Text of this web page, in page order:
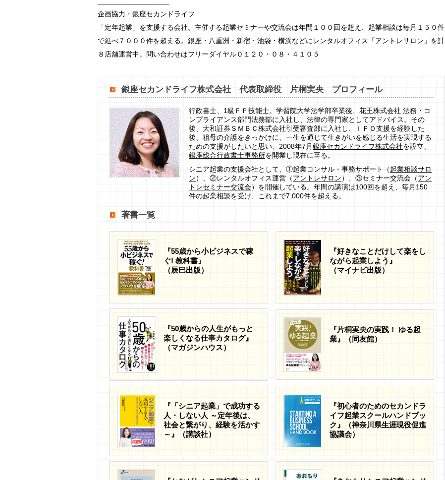
企画協力・銀座セカンドライフ
「定年起業」を支援する会社。主催する起業セミナーや交流会は年間１００回を超え、起業相談は毎月１５０件
で延べ７０００件を超える。銀座・八重洲・新宿・池袋・横浜などにレンタルオフィス「アントレサロン」を計
８店舗運営中。問い合わせはフリーダイヤル０１２０・０８・４１０５
銀座セカンドライフ株式会社 代表取締役 片桐実央 プロフィール
行政書士、1級ＦＰ技能士。学習院大学法学部卒業後、花王株式会社 法務・コ
ンプライアンス部門法務部に入社し、法律の専門家としてアドバイス。その
後、大和証券ＳＭＢＣ株式会社引受審査部に入社し、ＩＰＯ支援を経験した
後、祖母の介護をきっかけに、一生を通じて生きがいを感じる生活を実現する
ための支援がしたいと思い、2008年7月 銀座セカンドライフ株式会社を設立、
銀座総合行政書士事務所を開業し現在に至る。
シニア起業の支援会社として、①起業コンサル・事務サポート（ 起業相談サロ
ン ）、②レンタルオフィス運営（ アントレサロン ）、③セミナー交流会（ アン
トレセミナー交流会）を開催している。年間の講演は100回を超え、毎月150
件の起業相談を受け、これまで7,000件を超える。
著書一覧
『55歳から小ビジネスで稼
ぐ! 教科書』
（辰巳出版）
『好きなことだけして楽をし
ながら起業しよう』
（マイナビ出版）
『50歳からの人生がもっと
楽しくなる仕事カタログ』
（マガジンハウス）
『片桐実央の実践！ ゆる起
業』（同友館）
『「シニア起業」で成功する
人・しない人 ～定年後は、
社会と繋がり、経験を活かす
～』（講談社）
『初心者のためのセカンドラ
イフ起業スクールハンドブッ
ク』（神奈川県生涯現役促進
協議会）